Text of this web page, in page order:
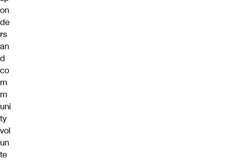
on
de
rs
an
d
co
m
m
uni
ty
vol
un
te